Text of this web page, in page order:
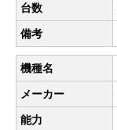
台数
備考
機種名
メーカー
能力